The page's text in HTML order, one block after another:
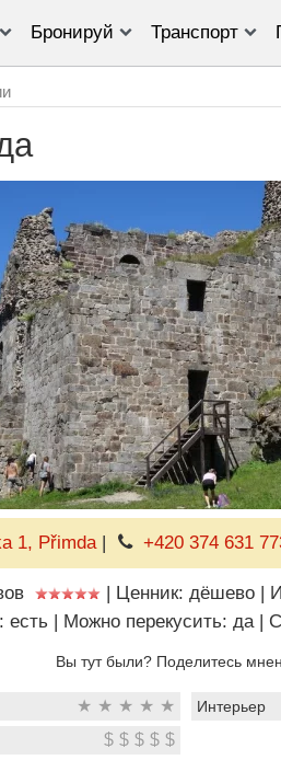
Бронируй Транспорт
1, Přimda| +420 374 631
| Ценник: дёшево |
есть | Можно перекусить: да |
Вы тут были? Поделитесь
★ ★ ★ ★ ★ Интерьер
$ $ $ $ $